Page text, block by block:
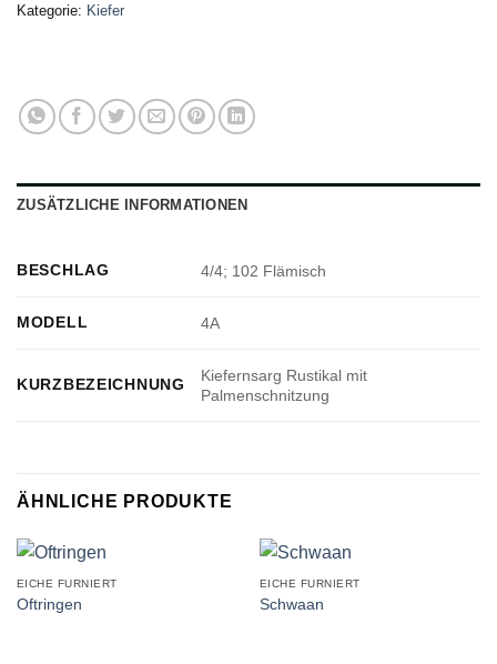
Kategorie: Kiefer
ZUSÄTZLICHE INFORMATIONEN
BESCHLAG 4/4; 102 Flämisch
MODELL 4A
KURZBEZEICHNUNG
Kiefernsarg Rustikal mit
Palmenschnitzung
ÄHNLICHE PRODUKTE
EICHE FURNIERT
Oftringen
EICHE FURNIERT
Schwaan